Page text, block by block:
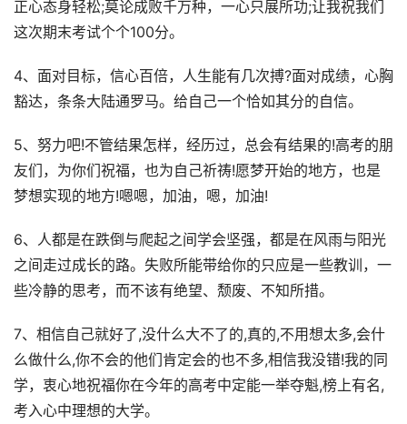
正心态身轻松;莫论成败千万种，一心只展所功;让我祝我们
这次期末考试个个100分。
4、面对目标，信心百倍，人生能有几次搏?面对成绩，心胸
豁达，条条大陆通罗马。给自己一个恰如其分的自信。
5、努力吧!不管结果怎样，经历过，总会有结果的!高考的朋
友们，为你们祝福，也为自己祈祷!愿梦开始的地方，也是
梦想实现的地方!嗯嗯，加油，嗯，加油!
6、人都是在跌倒与爬起之间学会坚强，都是在风雨与阳光
之间走过成长的路。失败所能带给你的只应是一些教训，一
些冷静的思考，而不该有绝望、颓废、不知所措。
7、相信自己就好了,没什么大不了的,真的,不用想太多,会什
么做什么,你不会的他们肯定会的也不多,相信我没错!我的同
学，衷心地祝福你在今年的高考中定能一举夺魁,榜上有名,
考入心中理想的大学。